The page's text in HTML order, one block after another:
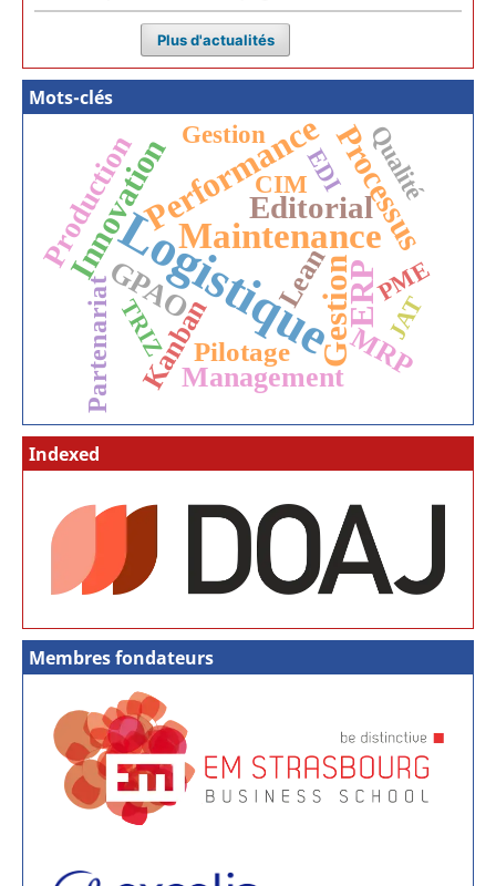
Plus d'actualités
Mots-clés
Logistique
Maintenance
GestionERP
PerformanceProcessus
Innovation Editorial
GPAO
Production
Kanban MRP
Management
Lean
Partenariat Pilotage
CIM
Gestion Qualité
TRIZ
PME
EDI
JAT
Indexed
Membres fondateurs